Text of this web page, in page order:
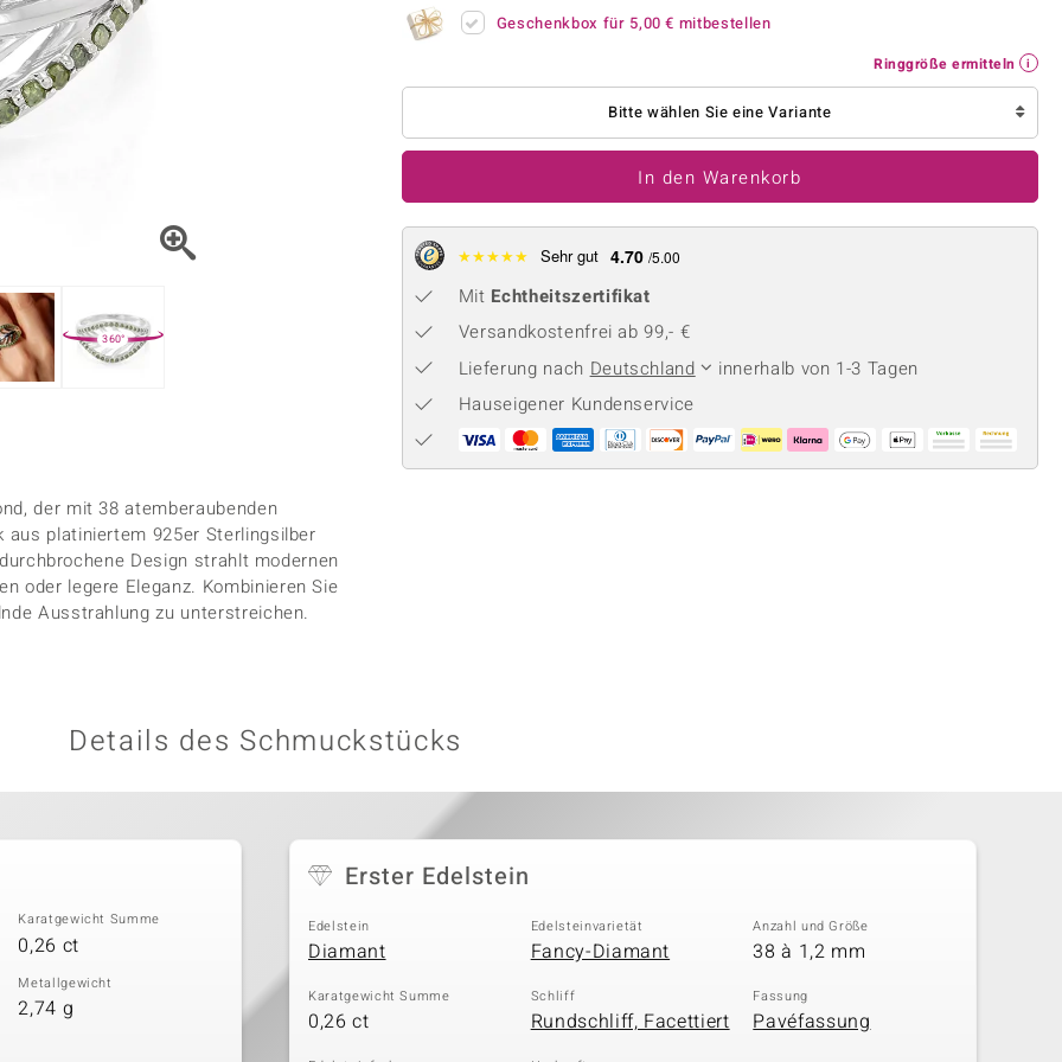
♦ Silberhalsketten
♦ Silberanhänger
Ringgröße ermitteln
Spektrolith
Gelb
TPC
360°
Geschenkbox für 5,00 € mitbestellen
Ringgröße ermitteln
Bitte wählen Sie eine Variante
In den Warenkorb
★★★★★ Sehr gut 4.70 /5.00
Mit Echtheitszertifikat
Versandkostenfrei ab 99,- €
Lieferung nach Deutschland
innerhalb von 1-3 Tagen
Hauseigener Kundenservice
der mit 38 atemberaubenden
platiniertem 925er Sterlingsilber
Design strahlt modernen
oder legere Eleganz. Kombinieren Sie
Ausstrahlung zu unterstreichen.
Details des Schmuckstücks
Karatgewicht Summe
0,26 ct
Metallgewicht
2,74 g
Erster Edelstein
Edelstein
Diamant
Edelsteinvarietät
Fancy-Diamant
Anzahl und Größe
38 à 1,2 mm
Karatgewicht Summe
0,26 ct
Schliff
Rundschliff, Facettiert
Fassung
Pavéfassung